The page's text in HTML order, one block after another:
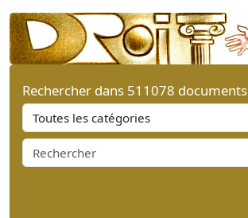
Rechercher dans 511078 documents